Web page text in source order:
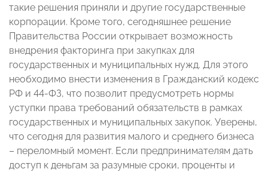
такие решения приняли и другие государственные
корпорации. Кроме того, сегодняшнее решение
Правительства России открывает возможность
внедрения факторинга при закупках для
государственных и муниципальных нужд. Для этого
необходимо внести изменения в Гражданский кодекс
РФ и 44-ФЗ, что позволит предусмотреть нормы
уступки права требований обязательств в рамках
государственных и муниципальных закупок. Уверены,
что сегодня для развития малого и среднего бизнеса
– переломный момент. Если предпринимателям дать
доступ к деньгам за разумные сроки, проценты и